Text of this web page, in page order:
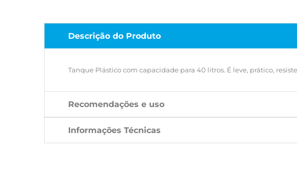
Descrição do Produto
Tanque Plástico com capacidade para 40 litros. É leve, prático,
Recomendações e uso
Informações Técnicas